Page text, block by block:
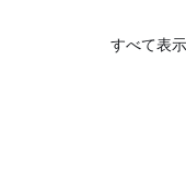
すべて表示